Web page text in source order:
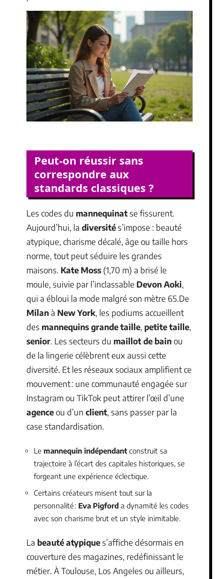
Peut-on réussir sans
correspondre aux
standards classiques ?
Les codes du mannequinatse fissurent.
Aujourd’hui, la diversités’impose : beauté
atypique, charisme décalé, âge ou taille hors
norme, tout peut séduire les grandes
maisons. Kate Moss (1,70 m) a brisé le
moule, suivie par l’inclassable Devon Aoki,
qui a ébloui la mode malgré son mètre 65.De
Milanà New York, les podiums accueillent
des mannequins grande taille, petite taille,
senior. Les secteurs du maillot de bainou
de la lingerie célèbrent eux aussi cette
diversité. Et les réseaux sociaux amplifient ce
mouvement : une communauté engagée sur
Instagram ou TikTok peut attirer l’œil d’une
agenceou d’un client, sans passer par la
case standardisation.
Le mannequin indépendant construit sa
trajectoire à l’écart des capitales historiques, se
forgeant une expérience éclectique.
Certains créateurs misent tout sur la
personnalité : Eva Pigford a dynamité les codes
avec son charisme brut et un style inimitable.
La beauté atypiques’affiche désormais en
couverture des magazines, redéfinissant le
métier. À Toulouse, Los Angeles ou ailleurs,